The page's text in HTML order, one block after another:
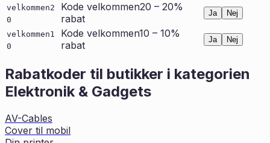
velkommen2
0
Kode velkommen20 – 20%
rabat
Ja Nej
velkommen1
0
Kode velkommen10 – 10%
rabat
Ja Nej
Rabatkoder til butikker i kategorien
Elektronik & Gadgets
AV-Cables
Cover til mobil